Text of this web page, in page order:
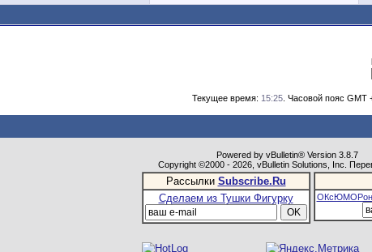
Текущее время: 15:25 . Часовой пояс GMT
Powered by vBulletin® Version 3.8.7
Copyright ©2000 - 2026, vBulletin Solutions, Inc.
Рассылки Subscribe.Ru
Сделаем из Тушки Фигурку